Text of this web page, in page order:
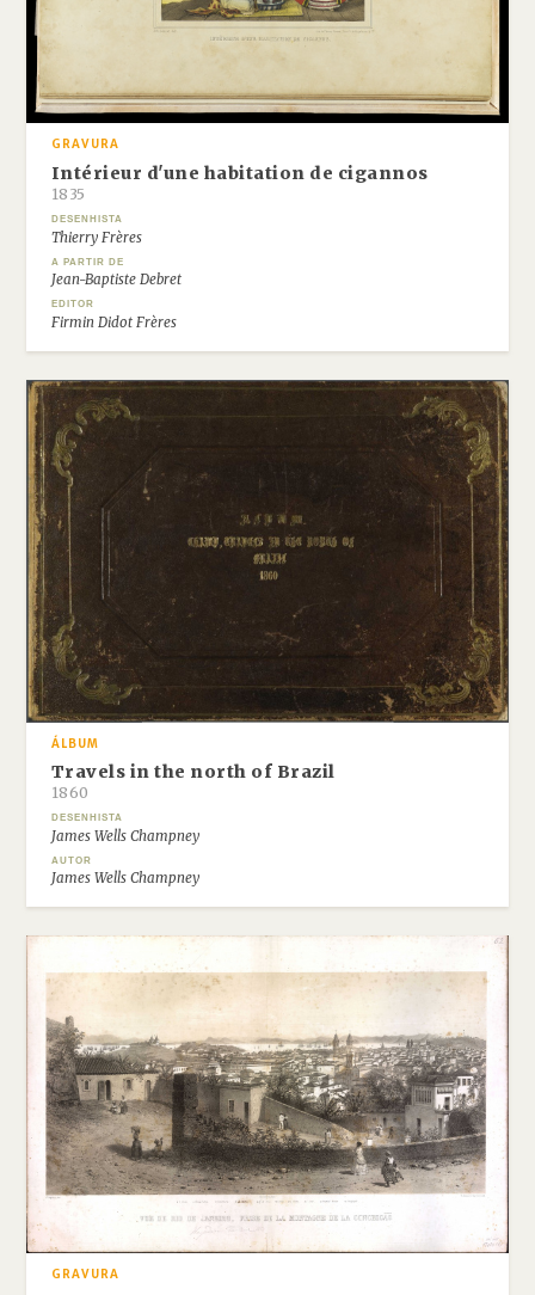
GRAVURA
Intérieur d'une habitation de cigannos
1835
DESENHISTA
Thierry Frères
A PARTIR DE
Jean-Baptiste Debret
EDITOR
Firmin Didot Frères
ÁLBUM
Travels in the north of Brazil
1860
DESENHISTA
James Wells Champney
AUTOR
James Wells Champney
GRAVURA